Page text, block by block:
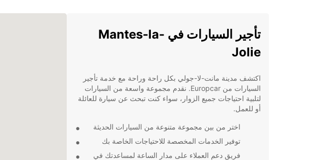
تأجير السيارات في Mantes-la-
Jolie
اكتشف مدينة مانت-لا-جولي بكل راحة وراحة مع خدمة تأجير
السيارات من Europcar. نقدم مجموعة واسعة من السيارات
لتلبية احتياجات جميع الزوار، سواء كنت تبحث عن سيارة للعائلة
أو للعمل.
اختر من بين مجموعة متنوعة من السيارات الحديثة
توفير الخدمات المخصصة للاحتياجات الخاصة بك
فريق دعم العملاء على مدار الساعة لمساعدتك في